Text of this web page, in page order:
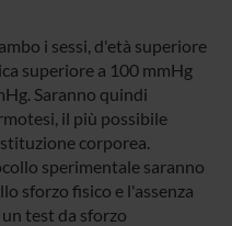
i sessi, d'età superiore
superiore a 100 mmHg
Saranno quindi
il più possibile
corporea.
sperimentale saranno
sforzo fisico e l'assenza
test da sforzo